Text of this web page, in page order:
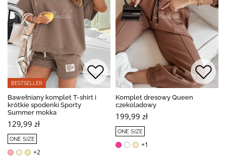
BESTSELLER
Bawełniany komplet T-shirt i
krótkie spodenki Sporty
Summer mokka
129,99 zł
ONE SIZE
+2
Komplet dresowy Queen
czekoladowy
199,99 zł
ONE SIZE
+1